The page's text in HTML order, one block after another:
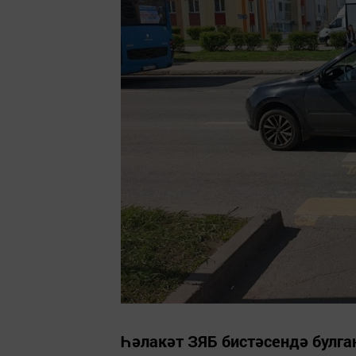
Һәлакәт ЗЯБ бистәсендә